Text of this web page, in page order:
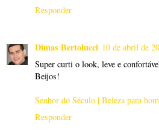
Responder
Dimas Bertolucci 10 de abril de
Super curti o look, leve e
Beijos!
Senhor do Século | Beleza para
Responder